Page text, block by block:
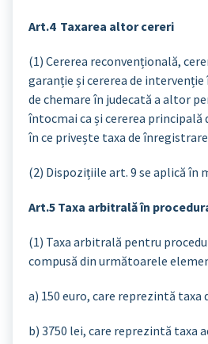
Art.4 Taxarea altor cereri
(1) Cererea reconvențională,
garanție și cererea de
de chemare în judecată a altor
întocmai ca și cererea principală
în ce privește taxa de
(2) Dispozițiile art. 9 se aplică în
Art.5 Taxa arbitrală în
(1) Taxa arbitrală pentru
compusă din următoarele
a) 150 euro, care reprezintă taxa
b) 3750 lei, care reprezintă taxa